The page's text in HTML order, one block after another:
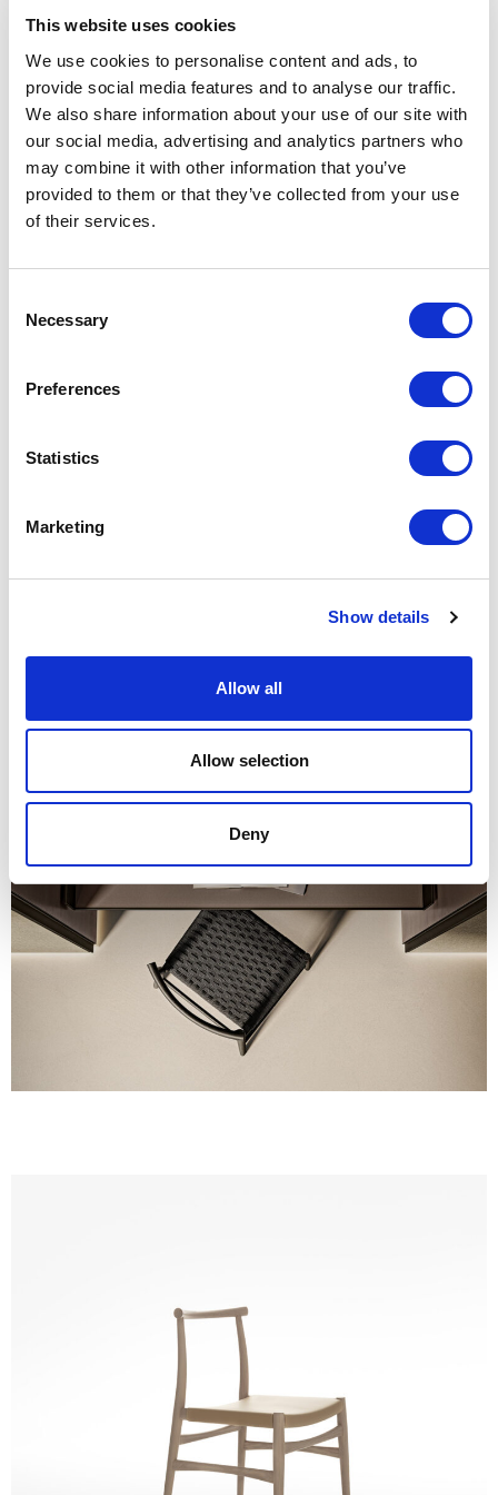
This website uses cookies
We use cookies to personalise content and ads, to
provide social media features and to analyse our traffic.
We also share information about your use of our site with
our social media, advertising and analytics partners who
may combine it with other information that you’ve
provided to them or that they’ve collected from your use
of their services.
Selection
Necessary
Preferences
Statistics
Marketing
Show details
Allow all
Allow selection
Deny
Structure 27 rovere nero, assise en corde CD02 dark